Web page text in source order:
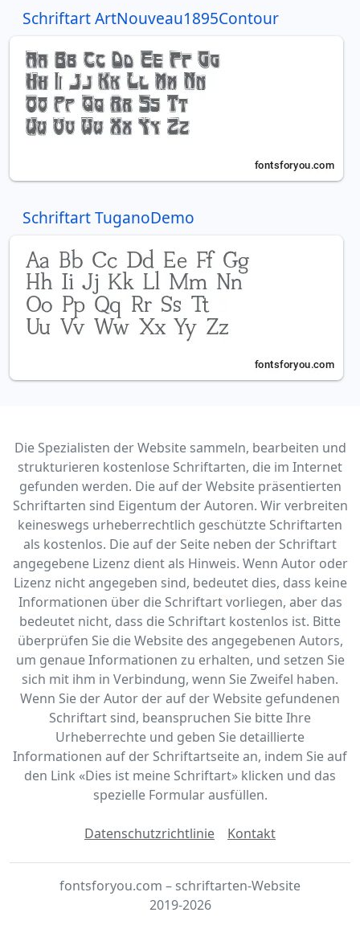
Schriftart ArtNouveau1895Contour
Schriftart TuganoDemo
Die Spezialisten der Website sammeln, bearbeiten und
strukturieren kostenlose Schriftarten, die im Internet
gefunden werden. Die auf der Website präsentierten
Schriftarten sind Eigentum der Autoren. Wir verbreiten
keineswegs urheberrechtlich geschützte Schriftarten
als kostenlos. Die auf der Seite neben der Schriftart
angegebene Lizenz dient als Hinweis. Wenn Autor oder
Lizenz nicht angegeben sind, bedeutet dies, dass keine
Informationen über die Schriftart vorliegen, aber das
bedeutet nicht, dass die Schriftart kostenlos ist. Bitte
überprüfen Sie die Website des angegebenen Autors,
um genaue Informationen zu erhalten, und setzen Sie
sich mit ihm in Verbindung, wenn Sie Zweifel haben.
Wenn Sie der Autor der auf der Website gefundenen
Schriftart sind, beanspruchen Sie bitte Ihre
Urheberrechte und geben Sie detaillierte
Informationen auf der Schriftartseite an, indem Sie auf
den Link «‎Dies ist meine Schriftart» klicken und das
spezielle Formular ausfüllen.
Datenschutzrichtlinie Kontakt
fontsforyou.com – schriftarten-Website
2019-2026